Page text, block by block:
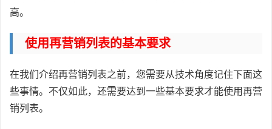
高。
使用再营销列表的基本要求
在我们介绍再营销列表之前，您需要从技术角度记住下面这
些事情。不仅如此，还需要达到一些基本要求才能使用再营
销列表。